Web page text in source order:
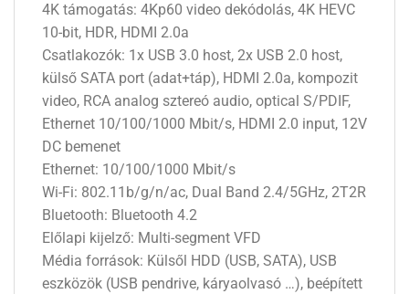
4K támogatás: 4Kp60 video dekódolás, 4K HEVC
10-bit, HDR, HDMI 2.0a
Csatlakozók: 1x USB 3.0 host, 2x USB 2.0 host,
külső SATA port (adat+táp), HDMI 2.0a, kompozit
video, RCA analog sztereó audio, optical S/PDIF,
Ethernet 10/100/1000 Mbit/s, HDMI 2.0 input, 12V
DC bemenet
Ethernet: 10/100/1000 Mbit/s
Wi-Fi: 802.11b/g/n/ac, Dual Band 2.4/5GHz, 2T2R
Bluetooth: Bluetooth 4.2
Előlapi kijelző: Multi-segment VFD
Média források: Külsől HDD (USB, SATA), USB
eszközök (USB pendrive, káryaolvasó …), beépített